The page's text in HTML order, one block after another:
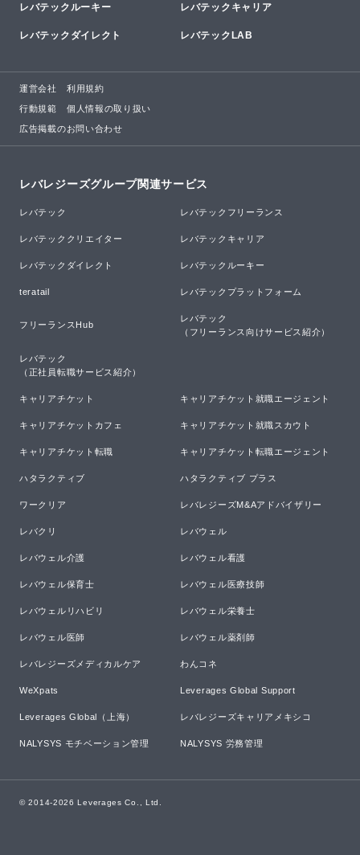
レバテックルーキー レバテックキャリア
レバテックダイレクト レバテックLAB
運営会社 利用規約
行動規範 個人情報の取り扱い
広告掲載のお問い合わせ
レバレジーズグループ関連サービス
レバテック レバテックフリーランス
レバテッククリエイター レバテックキャリア
レバテックダイレクト レバテックルーキー
teratail レバテックプラットフォーム
フリーランスHub
レバテック
（フリーランス向けサービス紹介）
レバテック
（正社員転職サービス紹介）
キャリアチケット キャリアチケット就職エージェント
キャリアチケットカフェ キャリアチケット就職スカウト
キャリアチケット転職 キャリアチケット転職エージェント
ハタラクティブ ハタラクティブ プラス
ワークリア レバレジーズM&Aアドバイザリー
レバクリ レバウェル
レバウェル介護 レバウェル看護
レバウェル保育士 レバウェル医療技師
レバウェルリハビリ レバウェル栄養士
レバウェル医師 レバウェル薬剤師
レバレジーズメディカルケア わんコネ
WeXpats Leverages Global Support
Leverages Global（上海） レバレジーズキャリアメキシコ
NALYSYS モチベーション管理 NALYSYS 労務管理
© 2014-2026 Leverages Co., Ltd.